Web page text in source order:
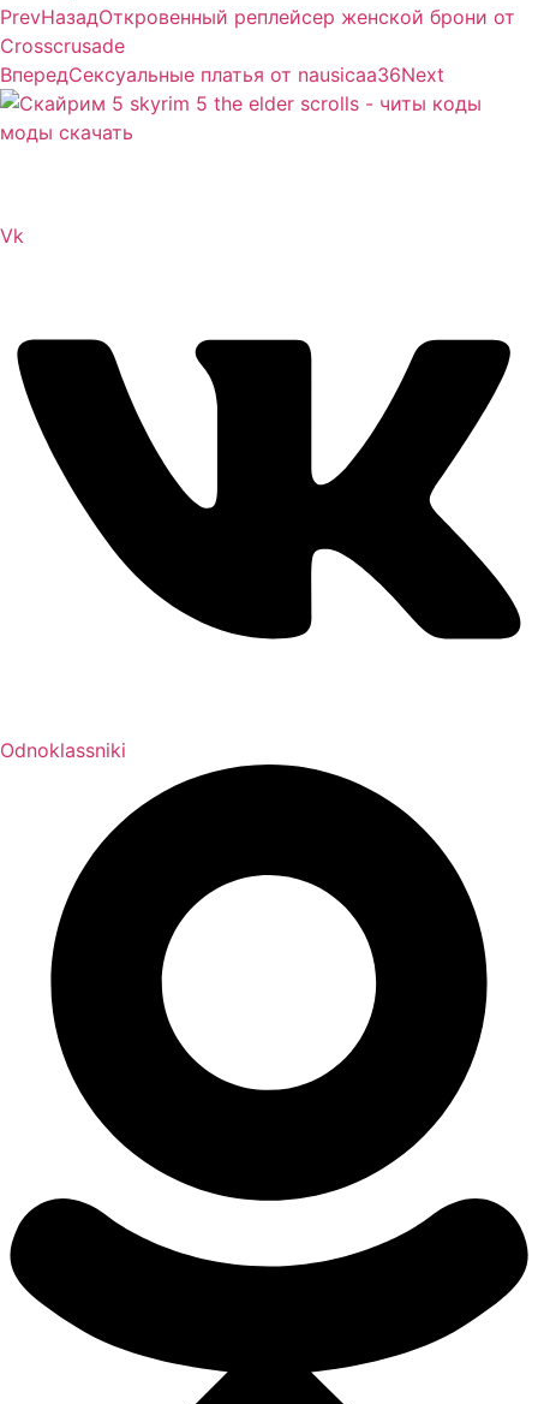
PrevНазадОткровенный реплейсер женской брони от
Crosscrusade
ВпередСексуальные платья от nausicaa36Next
Vk
Odnoklassniki